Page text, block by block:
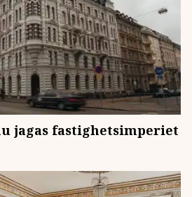
jagas fastighetsimperiet